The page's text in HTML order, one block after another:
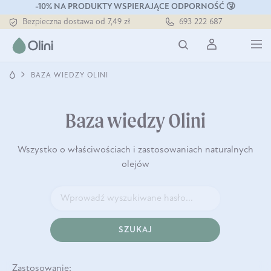
-10% NA PRODUKTY WSPIERAJĄCE ODPORNOŚĆ 🤧
Bezpieczna dostawa od 7,49 zł
Darmowa dostawa od 199 zł
Tłoczony zawsze na zimno
693 222 687
BAZA WIEDZY OLINI
Baza wiedzy Olini
Wszystko o właściwościach i zastosowaniach naturalnych
olejów
SZUKAJ
Zastosowanie: